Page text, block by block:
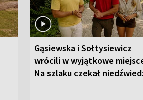
Gąsiewska i Sołtysiewicz
wrócili w wyjątkowe
Na szlaku czekał